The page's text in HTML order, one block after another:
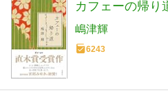
カフェーの帰り道
嶋津輝